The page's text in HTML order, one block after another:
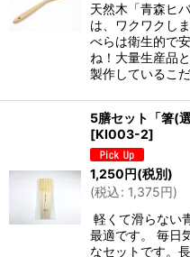
天然木「青森ヒ
は、ワクワクし
べらは衛生的で
ね！大量生産品
製作しているこ
5膳セット「箸(
[KI003-2]
1,250円(税別)
(税込: 1,375円)
軽くて滑らない
最適です。 毎日
なセットです。